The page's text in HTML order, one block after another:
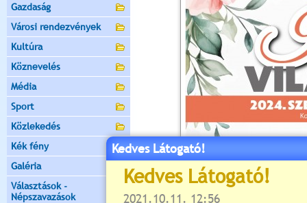
Gazdaság
Városi rendezvények
Kultúra
Köznevelés
Média
Sport
Közlekedés
Kék fény
Galéria
Választások -
Népszavazások
Kedves Látogató!